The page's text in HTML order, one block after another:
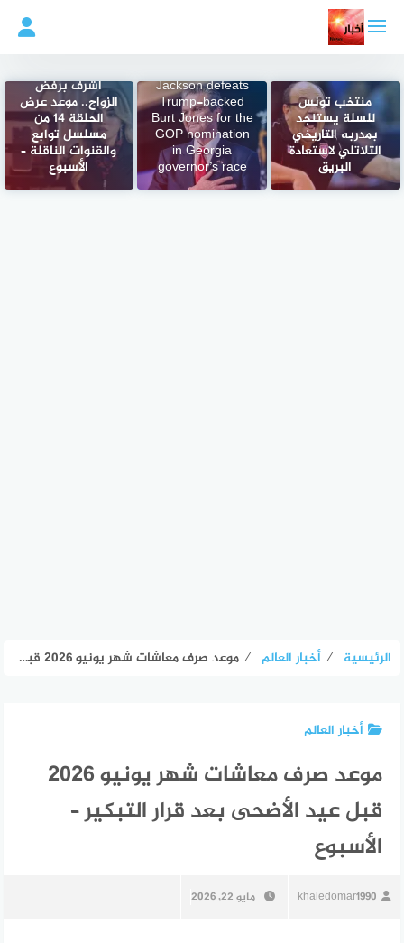
المحتوى
منتخب تونس
للسلة يستنجد
بمدربه التاريخي
التلاتلي لاستعادة
البريق
Jackson defeats
Trump-backed
Burt Jones for the
GOP nomination
in Georgia
governor’s race
أشرف برفض
الزواج.. موعد عرض
الحلقة 14 من
مسلسل توابع
والقنوات الناقلة –
الأسبوع
الرئيسية ⁄ أخبار العالم ⁄ موعد صرف معاشات شهر يونيو 2026 قبل عيد الأضحى بعد قرار التبكير – الأسبوع
أخبار العالم
موعد صرف معاشات شهر يونيو 2026
قبل عيد الأضحى بعد قرار التبكير –
الأسبوع
khaledomar1990 مايو 22, 2026